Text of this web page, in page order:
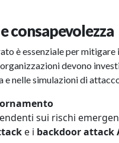
consapevolezza
è essenziale per mitigare
organizzazioni devono
e nelle simulazioni di
sui rischi
e i backdoor attack